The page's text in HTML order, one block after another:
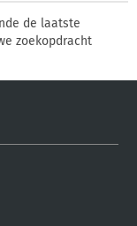
de laatste
zoekopdracht